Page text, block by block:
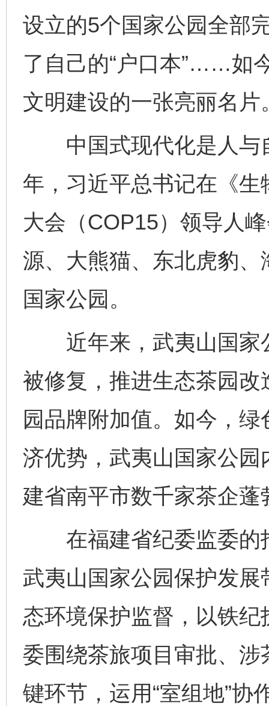
设立的5个国家公园全部
了自己的“户口本”……如
文明建设的一张亮丽名片
中国式现代化是人与
年，习近平总书记在《
大会（COP15）领导人
源、大熊猫、东北虎豹
国家公园。
近年来，武夷山国家
被修复，推进生态茶园
园品牌附加值。如今，
济优势，武夷山国家公
建省南平市数千家茶企蓬
在福建省纪委监委的
武夷山国家公园保护发
态环境保护监督，以铁
委围绕茶旅项目审批、
键环节，运用“室组地”协